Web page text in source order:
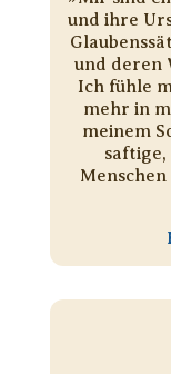
und ihre
und deren
Ich fühle
mehr in
meinem
saftige,